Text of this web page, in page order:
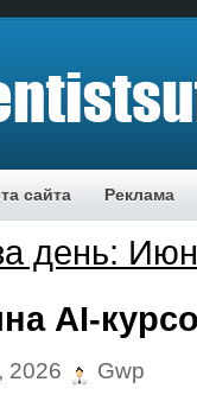
сайта Реклама
день:
AI-
2026 Gwp